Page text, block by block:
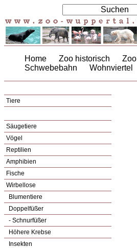
Home Zoo historisch Zoo
Schwebebahn
Wohnviertel
Tiere
Säugetiere
Vögel
Reptilien
Amphibien
Fische
Wirbellose
Blumentiere
Doppelfüßer
- Schnurfüßer
Höhere Krebse
Insekten